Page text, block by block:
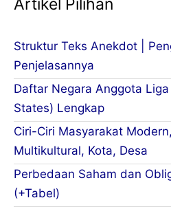
Artikel Pilihan
Struktur Teks Anekdot |
Penjelasannya
Daftar Negara Anggota
States) Lengkap
Ciri-Ciri Masyarakat
Multikultural, Kota, Desa
Perbedaan Saham dan
(+Tabel)